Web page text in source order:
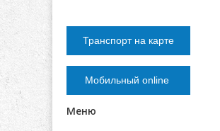
Транспорт на карте
Мобильный online
Меню